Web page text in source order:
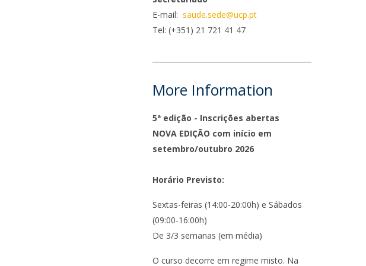
UCP2 Mental Health
E-mail: saude.sede@ucp.pt
Tel: (+351) 21 721 41 47
More Information
5ª edição - Inscrições abertas
NOVA EDIÇÃO com início em
setembro/outubro 2026
Horário Previsto:
Sextas-feiras (14:00-20:00h) e Sábados
(09:00-16:00h)
De 3/3 semanas (em média)
O curso decorre em regime misto. Na